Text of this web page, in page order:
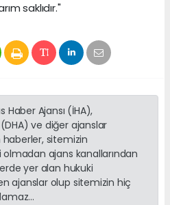
saklıdır."
Haber Ajansı (İHA),
ve diğer ajanslar
sitemizin
ajans kanallarından
yer alan hukuki
ajanslar olup sitemizin hiç